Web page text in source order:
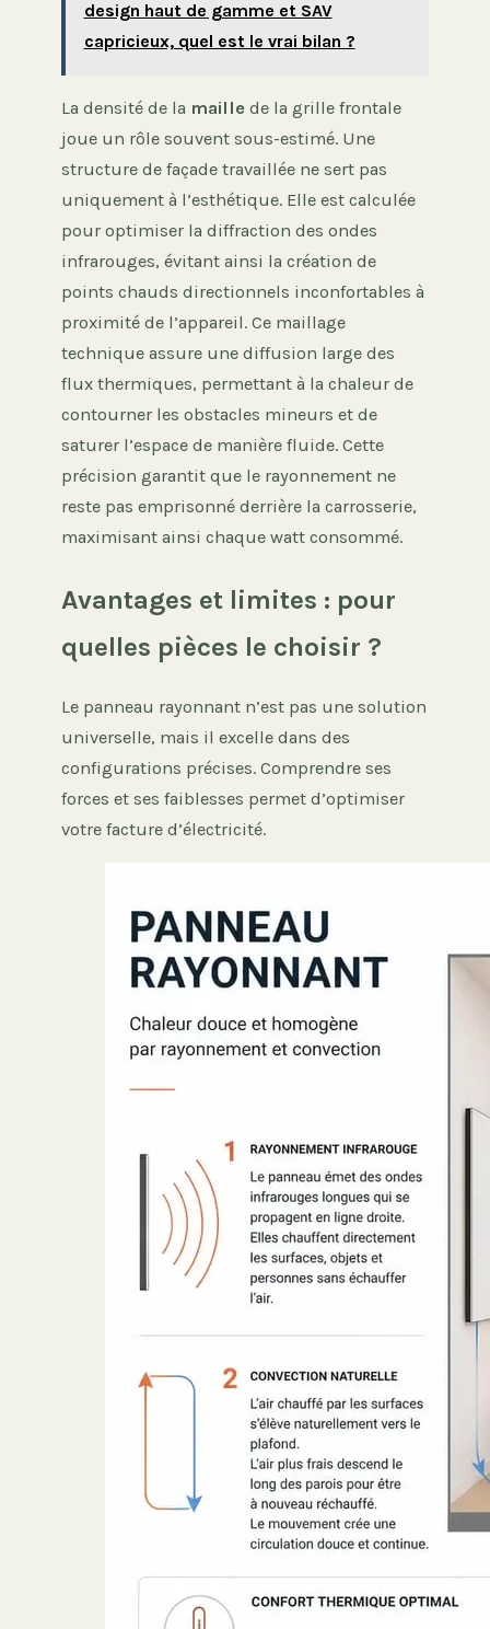
design haut de gamme et SAV
capricieux, quel est le vrai bilan ?
La densité de la maille de la grille frontale
joue un rôle souvent sous-estimé. Une
structure de façade travaillée ne sert pas
uniquement à l’esthétique. Elle est calculée
pour optimiser la diffraction des ondes
infrarouges, évitant ainsi la création de
points chauds directionnels inconfortables à
proximité de l’appareil. Ce maillage
technique assure une diffusion large des
flux thermiques, permettant à la chaleur de
contourner les obstacles mineurs et de
saturer l’espace de manière fluide. Cette
précision garantit que le rayonnement ne
reste pas emprisonné derrière la carrosserie,
maximisant ainsi chaque watt consommé.
Avantages et limites : pour
quelles pièces le choisir ?
Le panneau rayonnant n’est pas une solution
universelle, mais il excelle dans des
configurations précises. Comprendre ses
forces et ses faiblesses permet d’optimiser
votre facture d’électricité.